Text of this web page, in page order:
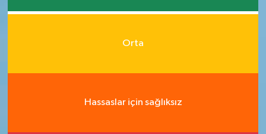
Orta
Hassaslar için sağlıksız